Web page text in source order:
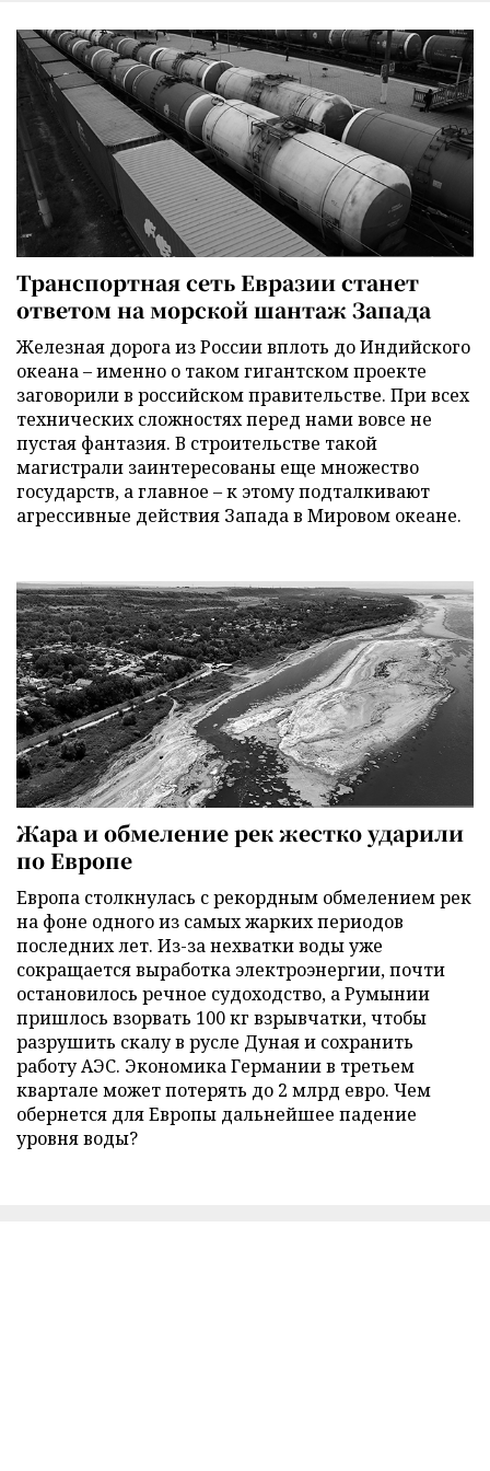
Транспортная сеть Евразии станет
ответом на морской шантаж Запада
Железная дорога из России вплоть до Индийского
океана – именно о таком гигантском проекте
заговорили в российском правительстве. При всех
технических сложностях перед нами вовсе не
пустая фантазия. В строительстве такой
магистрали заинтересованы еще множество
государств, а главное – к этому подталкивают
агрессивные действия Запада в Мировом океане.
Жара и обмеление рек жестко ударили
по Европе
Европа столкнулась с рекордным обмелением рек
на фоне одного из самых жарких периодов
последних лет. Из-за нехватки воды уже
сокращается выработка электроэнергии, почти
остановилось речное судоходство, а Румынии
пришлось взорвать 100 кг взрывчатки, чтобы
разрушить скалу в русле Дуная и сохранить
работу АЭС. Экономика Германии в третьем
квартале может потерять до 2 млрд евро. Чем
обернется для Европы дальнейшее падение
уровня воды?